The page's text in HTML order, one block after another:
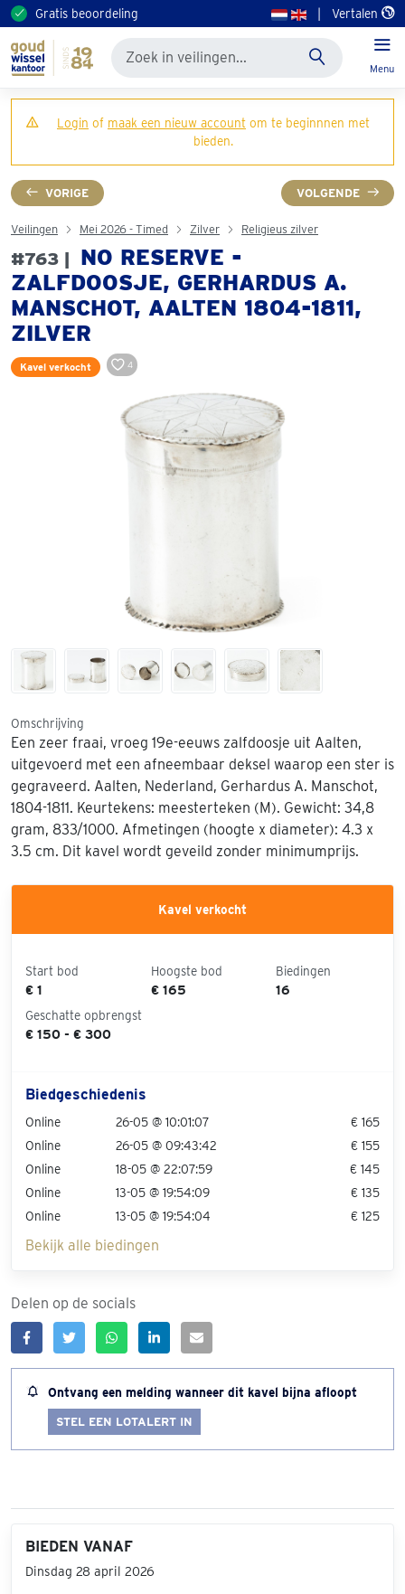
Gratis beoordeling Vertalen
Menu
Login of maak een nieuw account om te beginnnen met
bieden.
VORIGE VOLGENDE
Veilingen Mei 2026 - Timed Zilver Religieus zilver
#763 |
NO RESERVE -
ZALFDOOSJE, GERHARDUS A.
MANSCHOT, AALTEN 1804-1811,
ZILVER
Kavel verkocht 4
Omschrijving
Een zeer fraai, vroeg 19e-eeuws zalfdoosje uit Aalten,
uitgevoerd met een afneembaar deksel waarop een ster is
gegraveerd. Aalten, Nederland, Gerhardus A. Manschot,
1804-1811. Keurtekens: meesterteken (M). Gewicht: 34,8
gram, 833/1000. Afmetingen (hoogte x diameter): 4.3 x
3.5 cm. Dit kavel wordt geveild zonder minimumprijs.
Kavel verkocht
Start bod
€ 1
Hoogste bod
€ 165
Biedingen
16
Geschatte opbrengst
€ 150 - € 300
Biedgeschiedenis
Online 26-05 @ 10:01:07
€ 165
Online
26-05 @ 09:43:42
€ 155
Online
18-05 @ 22:07:59
€ 145
Online
13-05 @ 19:54:09
€ 135
Online
13-05 @ 19:54:04 € 125
Bekijk alle biedingen
Delen op de socials
Ontvang een melding wanneer dit kavel bijna afloopt
STEL EEN LOTALERT IN
BIEDEN VANAF
Dinsdag 28 april 2026